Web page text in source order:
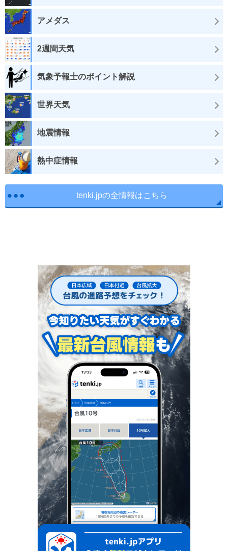
アメダス
2週間天気
気象予報士のポイント解説
世界天気
地震情報
熱中症情報
tenki.jpの全情報はこちら